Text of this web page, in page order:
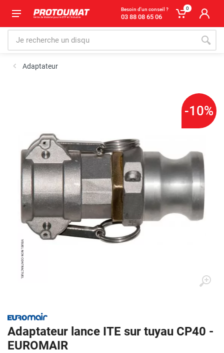
Besoin d'un conseil ?
03 88 08 65 06
0
Adaptateur
-10%
Adaptateur lance ITE sur tuyau CP40 -
EUROMAIR